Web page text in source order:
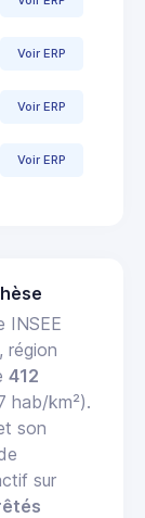
Voir ERP
Voir ERP
Voir ERP
INSEE
région
412
hab/km²).
son
sur